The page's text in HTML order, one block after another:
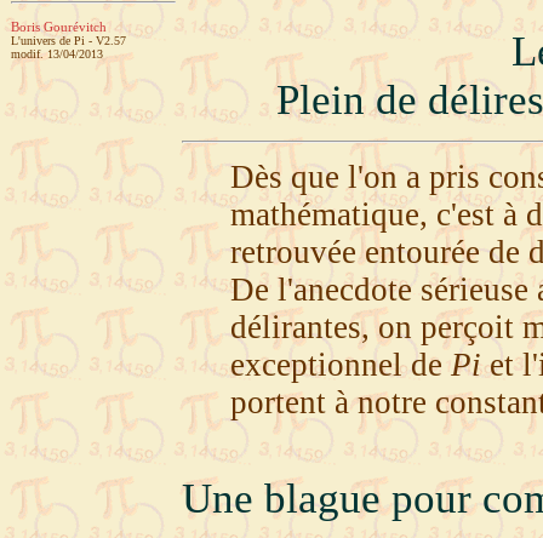
Boris Gourévitch
L'univers de Pi - V2.57
modif. 13/04/2013
Plein de
Dès que l'on a pris
mathématique, c'est à
retrouvée entourée de
De l'anecdote sérieuse
délirantes, on perçoit
exceptionnel de Piet
portent à notre
Une blague pour